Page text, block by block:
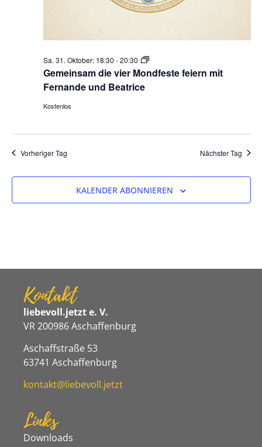
Gemeinsam die vier Mondfeste feiern mit
Fernande und Beatrice
Sa. 31. Oktober: 18:30 -20:30
Gemeinsam
die
Kostenlos
Vorheriger Tag Nächster Tag
KALENDER ABONNIEREN
Kontakt
liebevoll.jetzt e. V.
VR 200986 Aschaffenburg
Aschaffstraße 53
63741 Aschaffenburg
kontakt@liebevoll.jetzt
Links
Downloads